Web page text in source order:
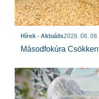
Hírek - Aktuális2026. 08. 08.
Másodfokúra